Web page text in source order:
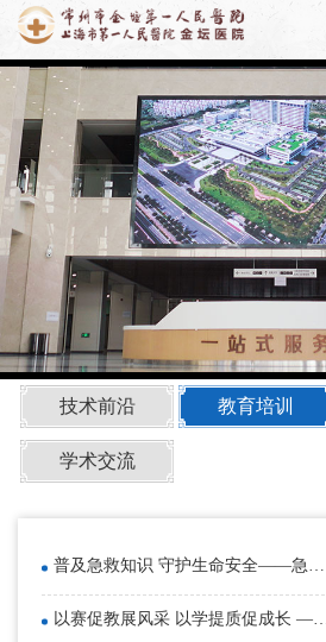
技术前沿 教育培训
学术交流
普及急救知识 守护生命安全——急救
训
以赛促教展风采 以学提质促成长 ——